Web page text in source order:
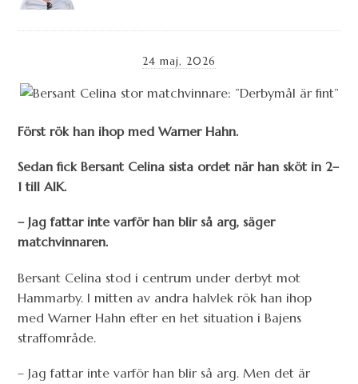
24 maj, 2026
Först rök han ihop med Warner Hahn.
Sedan fick Bersant Celina sista ordet när han sköt in 2–
1 till AIK.
– Jag fattar inte varför han blir så arg, säger
matchvinnaren.
Bersant Celina stod i centrum under derbyt mot
Hammarby. I mitten av andra halvlek rök han ihop
med Warner Hahn efter en het situation i Bajens
straffområde.
– Jag fattar inte varför han blir så arg. Men det är